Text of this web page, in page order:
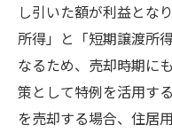
し引いた額が利益とな
所得」と「短期譲渡所
なるため、売却時期に
策として特例を活用す
を売却する場合、住居